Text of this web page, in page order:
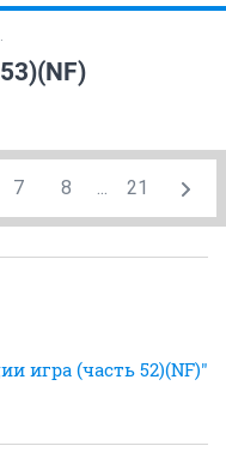
7 8 21
игра (часть 52)(NF)"